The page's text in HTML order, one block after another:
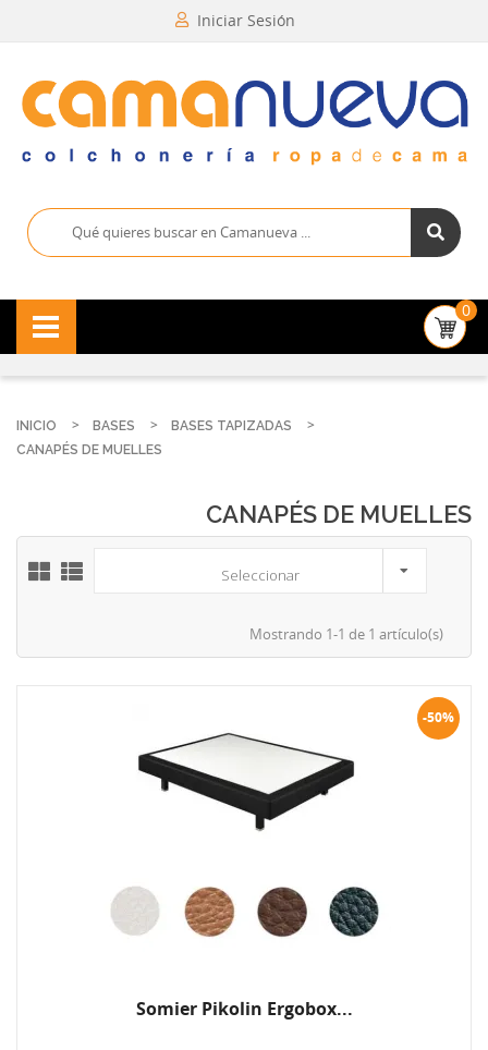
Iniciar Sesión
0
INICIO BASES
BASES TAPIZADAS
CANAPÉS DE MUELLES
CANAPÉS DE MUELLES
Seleccionar
Mostrando 1-1 de 1 artículo(s)
-50%
Somier Pikolin Ergobox...